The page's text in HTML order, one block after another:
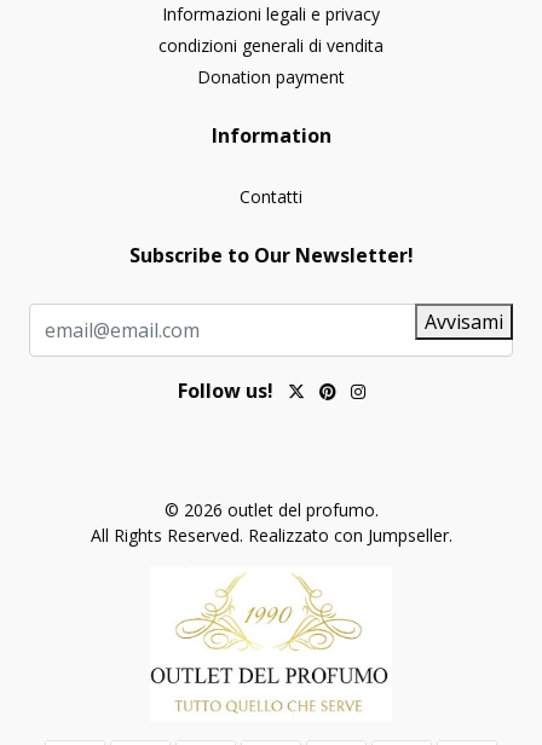
Informazioni legali e privacy
condizioni generali di vendita
Donation payment
Information
Contatti
Subscribe to Our Newsletter!
Avvisami
Follow us!
© 2026 outlet del profumo.
All Rights Reserved. Realizzato con Jumpseller.